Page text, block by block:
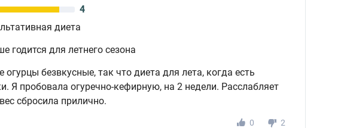
4
диета
годится для летнего сезона
огурцы безвкусные, так что диета для лета, когда есть
Я пробовала огуречно-кефирную, на 2 недели. Расслабляет
сбросила прилично.
0 2